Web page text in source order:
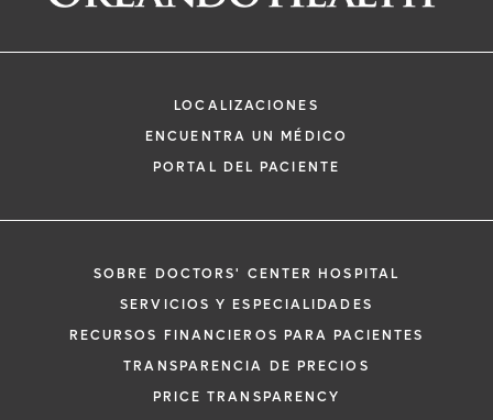
Hector L Banchs Viñas, MD
Cardiología - Electrofisiología
*Si tiene una emergencia médica, llame
inmediato.
El siguiente formulario solo crea una
no una cita confirmada. Al completarlo,
representante se pondrá en contacto
LOCALIZACIONES
ENCUENTRA UN MÉDICO
PORTAL DEL PACIENTE
SOBRE DOCTORS' CENTER HOSPITAL
SERVICIOS Y ESPECIALIDADES
RECURSOS FINANCIEROS PARA PACIENTES
TRANSPARENCIA DE PRECIOS
PRICE TRANSPARENCY